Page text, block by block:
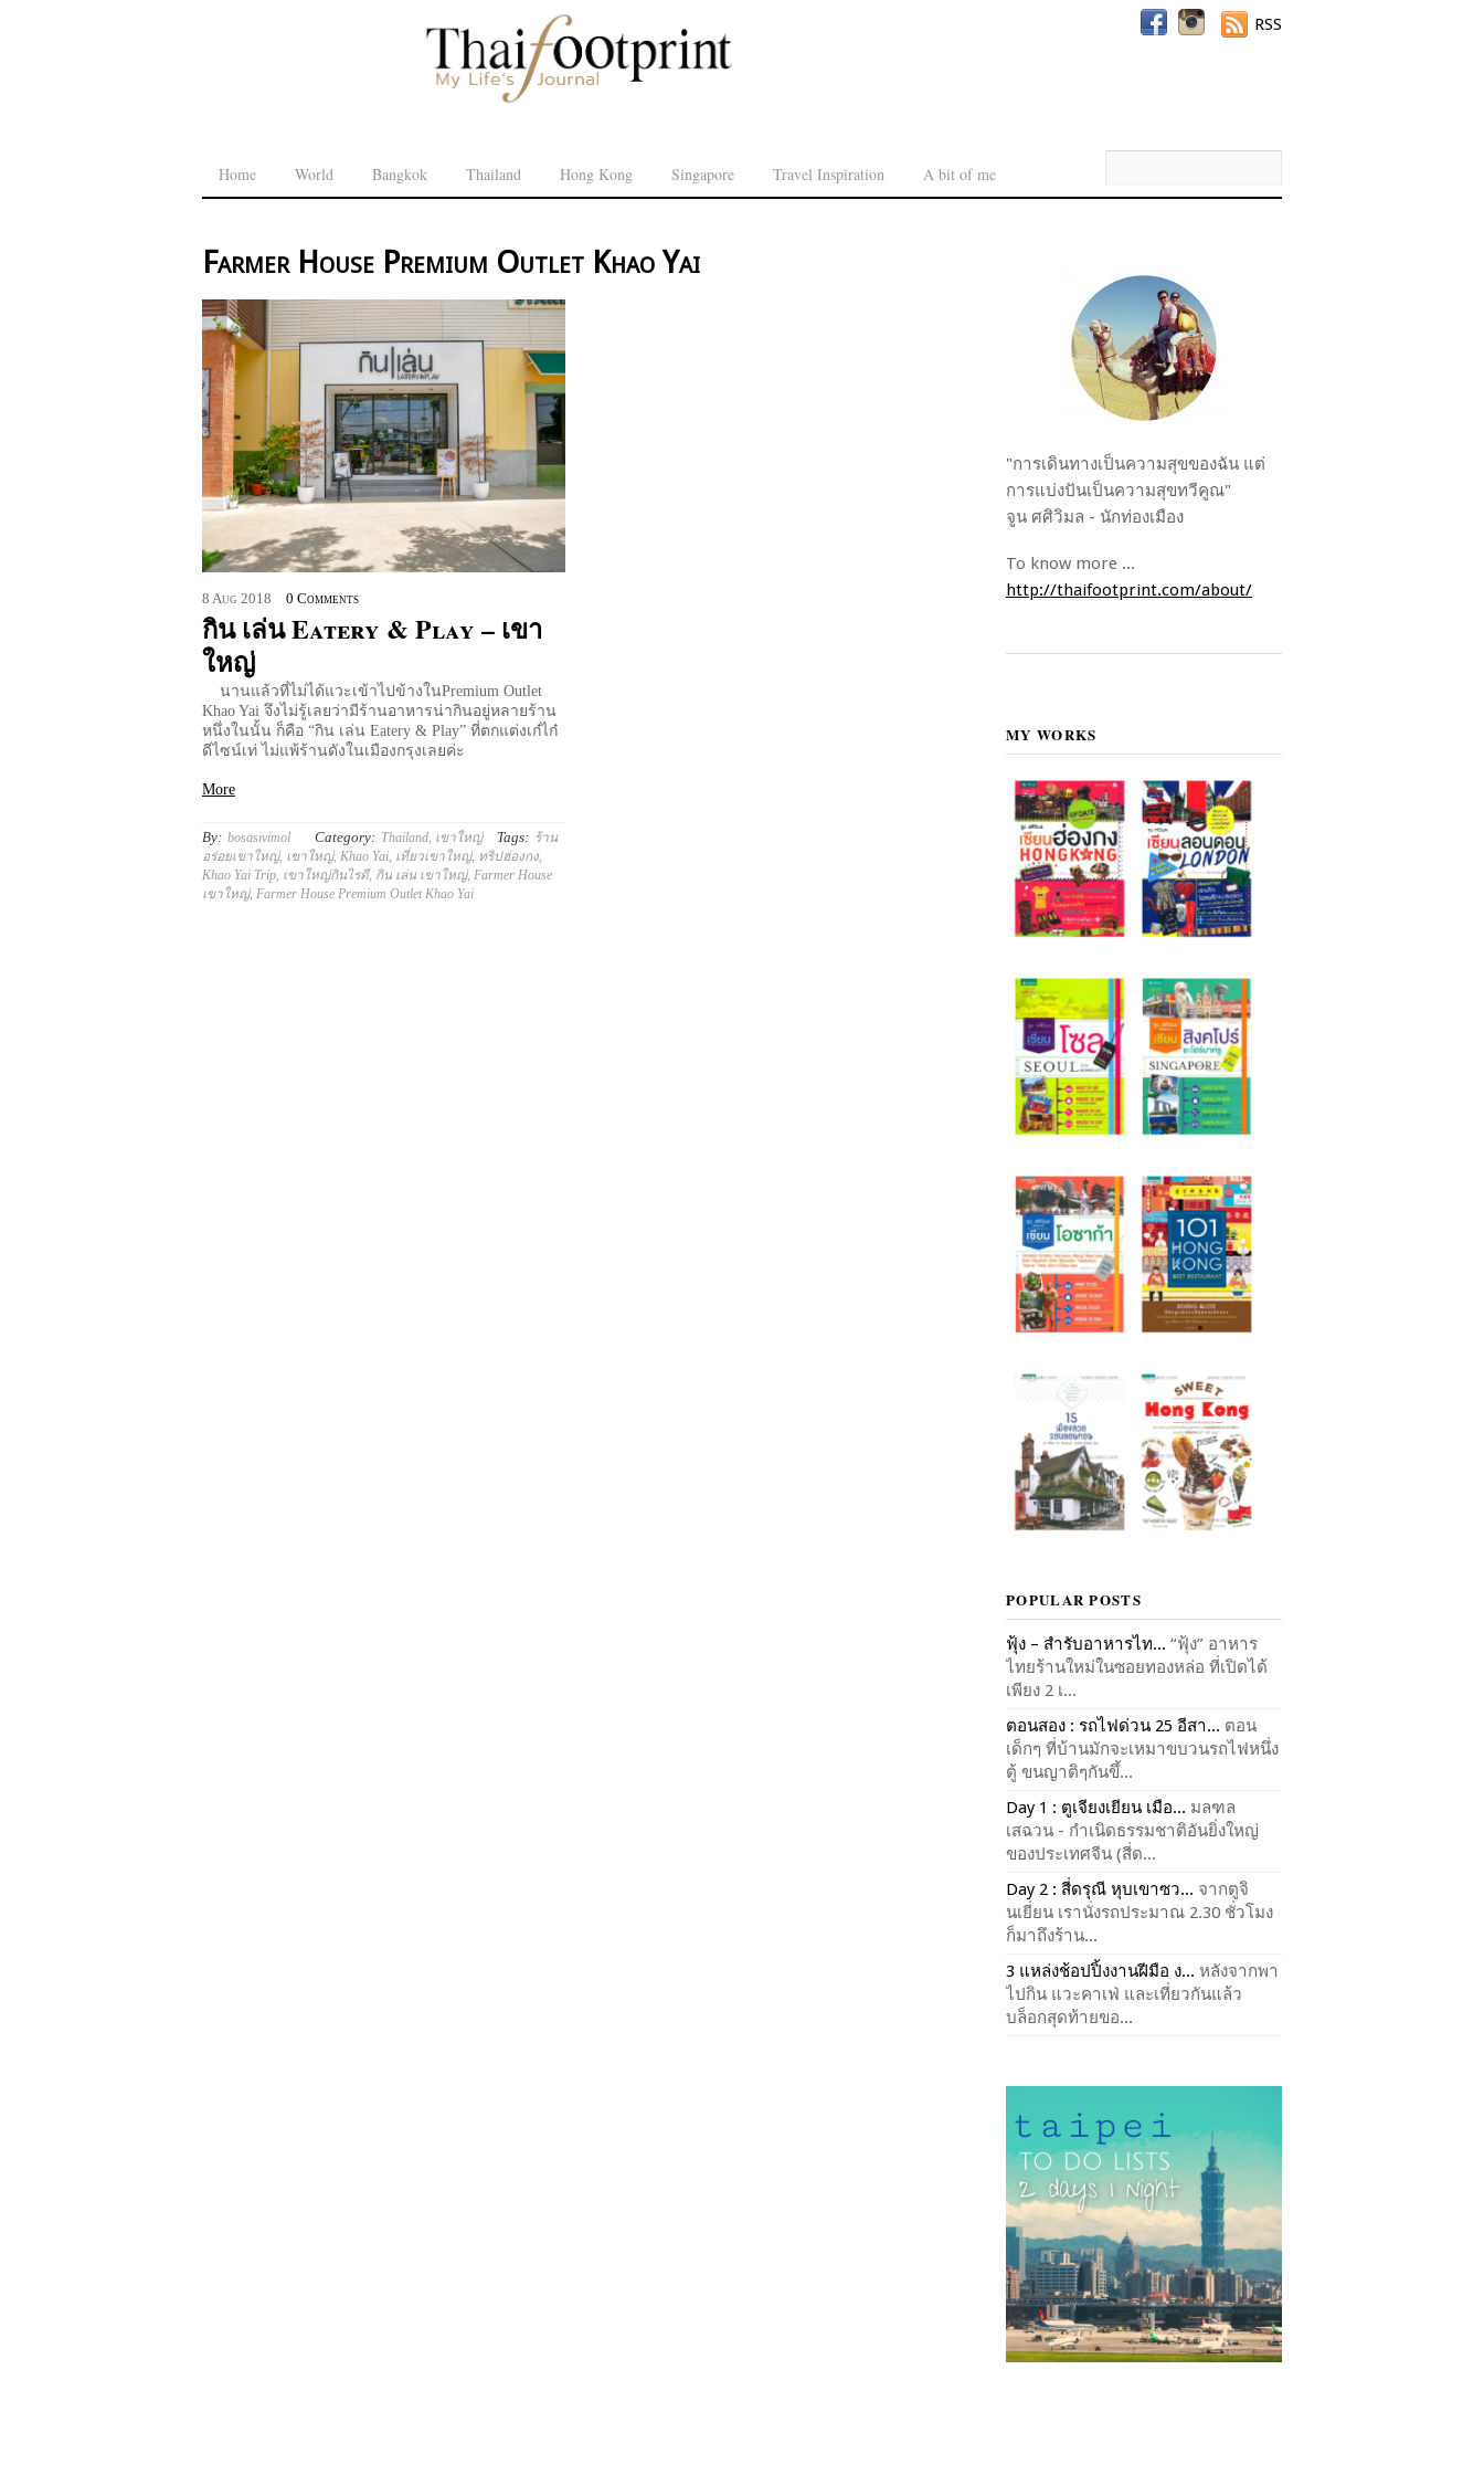
Home World Bangkok Thailand Hong Kong Singapore Travel Inspiration A bit of me
RSS
Farmer House Premium Outlet Khao Yai
8 Aug 2018 0 Comments
กิน เล่น Eatery & Play – เขา
ใหญ่
นานแล้วที่ไม่ได้แวะเข้าไปข้างในPremium Outlet
Khao Yai จึงไม่รู้เลยว่ามีร้านอาหารน่ากินอยู่หลายร้าน
หนึ่งในนั้น ก็คือ “กิน เล่น Eatery & Play” ที่ตกแต่งเก๋ไก๋
ดีไซน์เท่ ไม่แพ้ร้านดังในเมืองกรุงเลยค่ะ
More
By: bosasivimol Category: Thailand เขาใหญ่ Tags: ร้าน
อร่อยเขาใหญ่, เขาใหญ่, Khao Yai เที่ยวเขาใหญ่, ทริปฮ่องกง,
Khao Yai Trip เขาใหญ่กินไรดี, กิน เล่น เขาใหญ่, Farmer House
เขาใหญ่, Farmer House Premium Outlet Khao Yai
"การเดินทางเป็นความสุขของฉัน แต่
การแบ่งปันเป็นความสุขทวีคูณ"
จูน ศศิวิมล - นักท่องเมือง
To know more ...
http://thaifootprint.com/about/
MY WORKS
POPULAR POSTS
ฟุ้ง – สำรับอาหารไท... “ฟุ้ง” อาหาร
ไทยร้านใหม่ในซอยทองหล่อ ที่เปิดได้
เพียง 2 เ...
ตอนสอง : รถไฟด่วน 25 อีสา... ตอน
เด็กๆ ที่บ้านมักจะเหมาขบวนรถไฟหนึ่ง
ตู้ ขนญาติๆกันขึ้...
Day 1 : ตูเจียงเยียน เมือ... มลฑล
เสฉวน - กำเนิดธรรมชาติอันยิ่งใหญ่
ของประเทศจีน (สี่ด...
Day 2 : สี่ดรุณี หุบเขาซว... จากตูจิ
นเยี่ยน เรานั่งรถประมาณ 2.30 ชั่วโมง
ก็มาถึงร้าน...
3 แหล่งช้อปปิ้งงานฝีมือ ง... หลังจากพา
ไปกิน แวะคาเฟ่ และเที่ยวกันแล้ว
บล็อกสุดท้ายขอ...